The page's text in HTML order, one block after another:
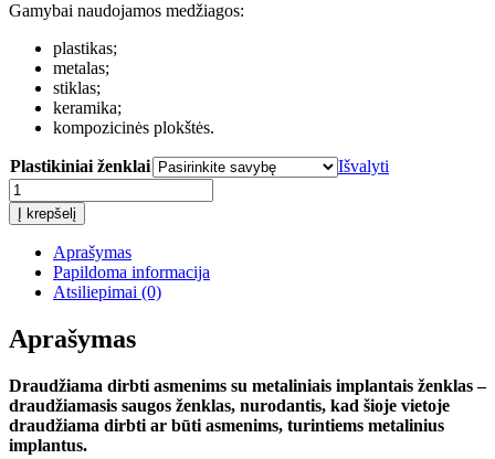
Gamybai naudojamos medžiagos:
plastikas;
metalas;
stiklas;
keramika;
kompozicinės plokštės.
Plastikiniai ženklai
Išvalyti
produkto
kiekis:
Draudžiama
dirbti
asmenims
metaliniais
implantais
Į krepšelį
Aprašymas
Papildoma informacija
Atsiliepimai (0)
Aprašymas
Draudžiama dirbti asmenims su metaliniais implantais ženklas –
draudžiamasis saugos ženklas, nurodantis, kad šioje vietoje
draudžiama dirbti ar būti asmenims, turintiems metalinius
implantus.